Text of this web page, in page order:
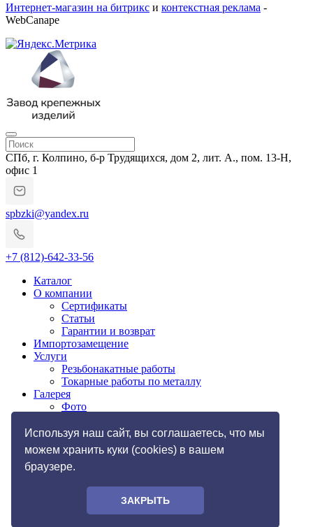
Используя наш сайт, вы соглашаетесь, что мы
можем хранить куки (cookies) в вашем
браузере.
ЗАКРЫТЬ
Интернет-магазин на битрикс и контекстная реклама -
WebCanape
СПб, г. Колпино, б-р Трудящихся, дом 2, лит. А., пом. 13-Н,
офис 1
spbzki@yandex.ru
+7 (812)-642-33-56
Каталог
О компании
Сертификаты
Статьи
Гарантии и возврат
Импортозамещение
Услуги
Резьбонакатные работы
Токарные работы по металлу
Галерея
Фото
Доставка и оплата